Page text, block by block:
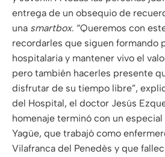
entrega de un obsequio de
una smartbox. “Queremos con
recordarles que siguen formando
hospitalaria y mantener vivo el
pero también hacerles presente
disfrutar de su tiempo libre”,
del Hospital, el doctor Jesús
homenaje terminó con un
Yagüe, que trabajó como
Vilafranca del Penedès y que